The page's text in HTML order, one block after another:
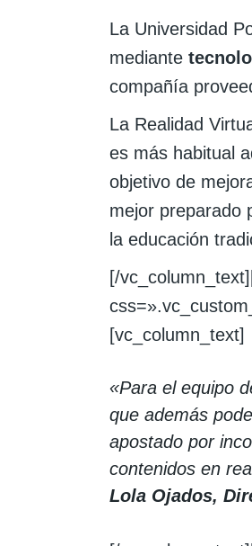
La Universidad
mediante
compañía
La Realidad
es más habitual
objetivo de
mejor preparado
la educación
[/
[vc_column_text]
«Para el equipo
que además
apostado por
contenidos en
Lola Ojados,